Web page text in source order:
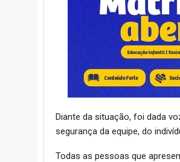
Diante da situação, foi dada
segurança da equipe, do
Todas as pessoas que